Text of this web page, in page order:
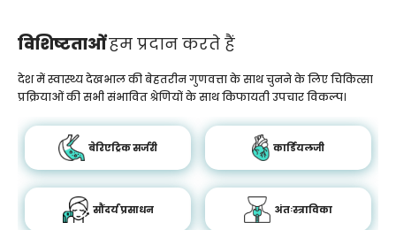
विशिष्टताओंहम प्रदान करते हैं
देश में स्वास्थ्य देखभाल की बेहतरीन गुणवत्ता के साथ चुनने के लिए चिकित्सा
प्रक्रियाओं की सभी संभावित श्रेणियों के साथ किफायती उपचार विकल्प।
बेरिएट्रिक सर्जरी कार्डियलजी
सौंदर्य प्रसाधन अंतःस्त्राविका